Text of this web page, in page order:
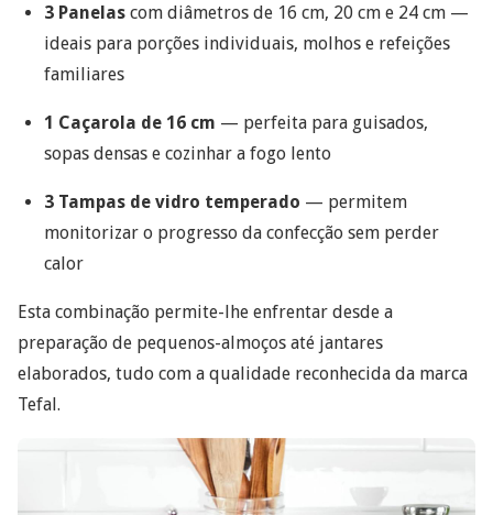
3 Panelas com diâmetros de 16 cm, 20 cm e 24 cm —
ideais para porções individuais, molhos e refeições
familiares
1 Caçarola de 16 cm — perfeita para guisados,
sopas densas e cozinhar a fogo lento
3 Tampas de vidro temperado — permitem
monitorizar o progresso da confecção sem perder
calor
Esta combinação permite-lhe enfrentar desde a
preparação de pequenos-almoços até jantares
elaborados, tudo com a qualidade reconhecida da marca
Tefal.